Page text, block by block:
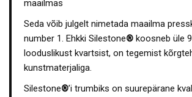
maailmas
Seda võib julgelt nimetada maailma
number 1. Ehkki Silestone® koosneb üle
looduslikust kvartsist, on tegemist
kunstmaterjaliga.
Silestone®’i trumbiks on suurepärane